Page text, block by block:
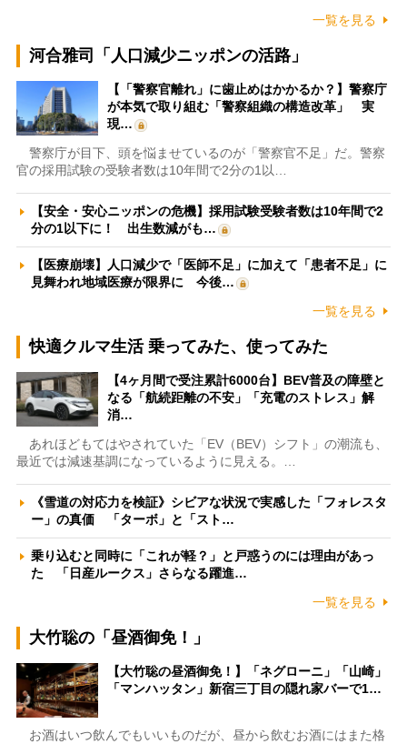
一覧を見る
河合雅司「人口減少ニッポンの活路」
【「警察官離れ」に歯止めはかかるか？】警察庁
が本気で取り組む「警察組織の構造改革」 実
現…
警察庁が目下、頭を悩ませているのが「警察官不足」だ。警察
官の採用試験の受験者数は10年間で2分の1以…
【安全・安心ニッポンの危機】採用試験受験者数は10年間で2
分の1以下に！ 出生数減がも…
【医療崩壊】人口減少で「医師不足」に加えて「患者不足」に
見舞われ地域医療が限界に 今後…
一覧を見る
快適クルマ生活 乗ってみた、使ってみた
【4ヶ月間で受注累計6000台】BEV普及の障壁と
なる「航続距離の不安」「充電のストレス」解
消…
あれほどもてはやされていた「EV（BEV）シフト」の潮流も、
最近では減速基調になっているように見える。…
《雪道の対応力を検証》シビアな状況で実感した「フォレスタ
ー」の真価 「ターボ」と「スト…
乗り込むと同時に「これが軽？」と戸惑うのには理由があっ
た 「日産ルークス」さらなる躍進…
一覧を見る
大竹聡の「昼酒御免！」
【大竹聡の昼酒御免！】「ネグローニ」「山崎」
「マンハッタン」新宿三丁目の隠れ家バーで1…
お酒はいつ飲んでもいいものだが、昼から飲むお酒にはまた格